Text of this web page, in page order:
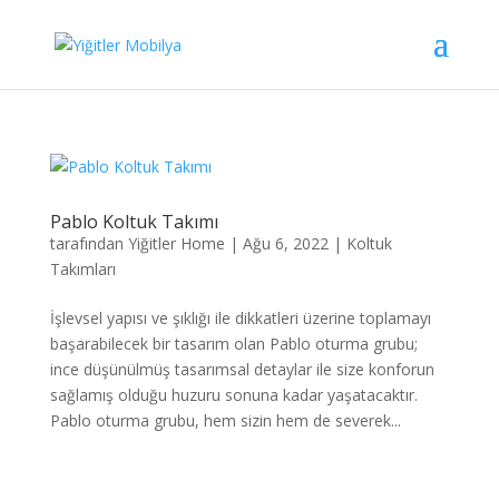
Pablo Koltuk Takımı
tarafından Yiğitler Home | Ağu 6, 2022| Koltuk
Takımları
İşlevsel yapısı ve şıklığı ile dikkatleri üzerine toplamayı
başarabilecek bir tasarım olan Pablo oturma grubu;
ince düşünülmüş tasarımsal detaylar ile size konforun
sağlamış olduğu huzuru sonuna kadar yaşatacaktır.
Pablo oturma grubu, hem sizin hem de severek...